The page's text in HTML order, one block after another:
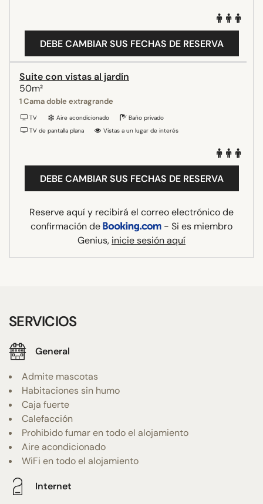
DEBE CAMBIAR SUS FECHAS DE RESERVA
Suite con vistas al jardín
50m²
1 Cama doble extragrande
TV Aire acondicionado
Baño privado
TV de pantalla plana
Vistas a un lugar de interés
DEBE CAMBIAR SUS FECHAS DE RESERVA
Reserve aquí y recibirá el correo electrónico de
confirmación de
- Si es miembro
Genius, inicie sesión aquí
SERVICIOS
General
Admite mascotas
Habitaciones sin humo
Caja fuerte
Calefacción
Prohibido fumar en todo el alojamiento
Aire acondicionado
WiFi en todo el alojamiento
Internet